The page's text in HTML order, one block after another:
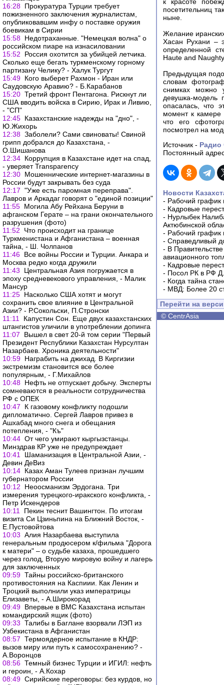
16:28 Прокуратура Турции требует
пожизненного заключения журналистам,
опубликовавшим инфу о поставке оружия
боевикам в Сирии
15:58 Недотраханные. "Немецкая волна" о
российском пиаре на изнасиловании
15:52
Россия охотится за убийцей летчика.
Сколько еще бегать туркменскому горному
партизану Челику? - Халук Тургут
15:49 Кого выберет Рахмон - Иран или
Саудовскую Аравию? - Б.Карабанов
15:20 Третий фронт Пентагона. Рискнут ли
США вводить войска в Сирию, Ирак и Ливию,
- "СП"
12:45 Казахстанские надежды на "дно", -
Ю.Жихорь
12:38 Заболели? Сами свиноваты! Свиной
грипп добрался до Казахстана, -
О.Шишанова
12:34 Коррупция в Казахстане идет на спад,
- уверяет Transparency
12:30 Мошеннические интернет-магазины в
России будут закрывать без суда
12:17 "Уже есть паромная переправа".
Лавров и Аркадаг говорят о "единой позиции"
11:55 Могила Абу Рейхана Беруни в
афганском Герате – на грани окончательного
разрушения (фото)
11:52
Что происходит на границе
Туркменистана и Афганистана – военная
тайна, - Ш. Чолпанов
11:46 Все войны России и Турции. Анкара и
Москва редко когда дружили
11:43
Центральная Азия погружается в
эпоху средневекового управления, - Малик
Мансур
11:25 Насколько США хотят и могут
сохранить свое влияние в Центральной
Азии? - Р.Сокольски, П.Стронски
11:11
Капустин Сон. Еще двух казахстанских
штангистов уличили в употреблении допинга
11:07
Вышел в свет 20-й том серии "Первый
Президент Республики Казахстан Нурсултан
Назарбаев. Хроника деятельности"
10:59 Награбить на джихад. В Киргизии
экстремизм становится все более
популярным, - Г.Михайлов
10:48 Нефть не отпускает добычу. Эксперты
сомневаются в реальности сотрудничества
РФ с ОПЕК
10:47
К газовому конфликту подошли
дипломатично. Сергей Лавров привез в
Ашхабад много снега и обещания
потепления, - "Къ"
10:44 От чего умирают кыргызстанцы.
Минздрав КР уже не предупреждает
10:41
Шаманизация в Центральной Азии, -
Девин ДеВиз
10:14 Казах Аман Тулеев признан лучшим
губернатором России
10:12
Неоосманизм Эрдогана. Три
измерения турецкого-иракского конфликта, -
Петр Искендеров
10:11
Пекин теснит Вашингтон. По итогам
визита Си Цзиньпина на Ближний Восток, -
Е.Пустовойтова
10:03 Алия Назарбаева выступила
генеральным продюсером к/фильма "Дорога
к матери" – о судьбе казаха, прошедшего
через голод, Вторую мировую войну и лагерь
для заключенных
09:59 Тайны российско-британского
противостояния на Каспиии. Как Ленин и
Троцкий выполнили указ императрицы
Елизаветы, - А.Широкорад
09:49 Впервые в ВМС Казахстана испытан
командирский ящик (фото)
09:33 Талибы в Баглане взорвали ЛЭП из
Узбекистана в Афганистан
08:57 Термоядерное испытание в КНДР:
вызов миру или путь к самосохранению? -
А.Воронцов
08:56 Темный бизнес Турции и ИГИЛ: нефть
и героин, - А.Кохар
08:49 Сирийские переговоры: без курдов, но
посетительниц
ныне.
Желание
Хасан Рухани –
определенной
Haute and
Предыдущая
словам
снимках можно
девушка-
опасалась, что
момент к камере
что его
посмотрел на
Источник - Радио
Постоянный
Новости
- Рабочий график
- Кадровые
- Нурлыбек
Актюбинской
- Рабочий график
- Справедливый
- В
авиационного
- Кадровые
- Посол РК в РФ
- Когда тайна
- МВД: Более 20
Перейти на
© CentrAsia